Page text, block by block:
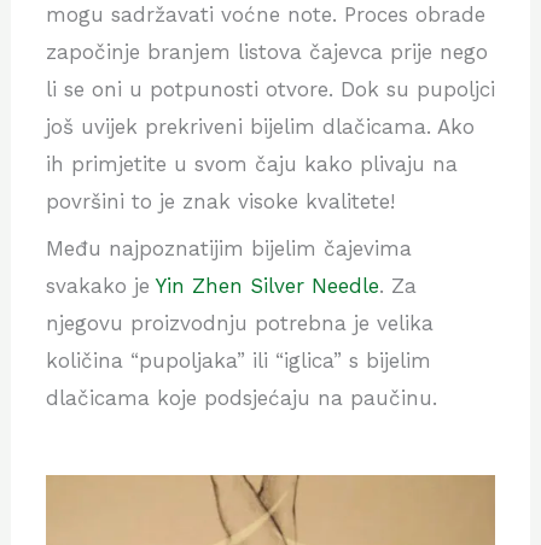
mogu sadržavati voćne note. Proces obrade
započinje branjem listova čajevca prije nego
li se oni u potpunosti otvore. Dok su pupoljci
još uvijek prekriveni bijelim dlačicama. Ako
ih primjetite u svom čaju kako plivaju na
površini to je znak visoke kvalitete!
Među najpoznatijim bijelim čajevima
svakako je Yin Zhen Silver Needle. Za
njegovu proizvodnju potrebna je velika
količina “pupoljaka” ili “iglica” s bijelim
dlačicama koje podsjećaju na paučinu.